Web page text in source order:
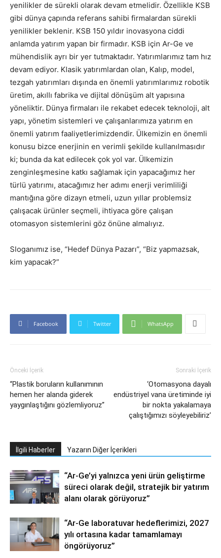
yenilikler de sürekli olarak devam etmelidir. Özellikle KSB
gibi dünya çapında referans sahibi firmalardan sürekli
yenilikler beklenir. KSB 150 yıldır inovasyona ciddi
anlamda yatırım yapan bir firmadır. KSB için Ar-Ge ve
mühendislik ayrı bir yer tutmaktadır. Yatırımlarımız tam hız
devam ediyor. Klasik yatırımlardan olan, Kalıp, model,
tezgah yatırımları dışında en önemli yatırımlarımız robotik
üretim, akıllı fabrika ve dijital dönüşüm alt yapısına
yöneliktir. Dünya firmaları ile rekabet edecek teknoloji, alt
yapı, yönetim sistemleri ve çalışanlarımıza yatırım en
önemli yatırım faaliyetlerimizdendir. Ülkemizin en önemli
konusu bizce enerjinin en verimli şekilde kullanılmasıdır
ki; bunda da kat edilecek çok yol var. Ülkemizin
zenginleşmesine katkı sağlamak için yapacağımız her
türlü yatırımı, atacağımız her adımı enerji verimliliği
mantığına göre dizayn etmeli, uzun yıllar problemsiz
çalışacak ürünler seçmeli, ihtiyaca göre çalışan
otomasyon sistemlerini göz önüne almalıyız.
Sloganımız ise, “Hedef Dünya Pazarı”, “Biz yapmazsak,
kim yapacak?”
Facebook Twitter WhatsApp
Önceki İçerik
“Plastik boruların kullanımının
hemen her alanda giderek
yaygınlaştığını gözlemliyoruz”
Sonraki İçerik
‘Otomasyona dayalı
endüstriyel vana üretiminde iyi
bir nokta yakalamaya
çalıştığımızı söyleyebiliriz’
İlgili Haberler Yazarın Diğer İçerikleri
“Ar-Ge’yi yalnızca yeni ürün geliştirme
süreci olarak değil, stratejik bir yatırım
alanı olarak görüyoruz”
“Ar-Ge laboratuvar hedeflerimizi, 2027
yılı ortasına kadar tamamlamayı
öngörüyoruz”